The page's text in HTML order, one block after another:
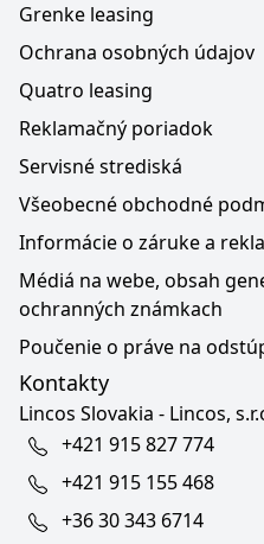
Grenke leasing
Ochrana osobných údajov
Quatro leasing
Reklamačný poriadok
Servisné strediská
Všeobecné obchodné
Informácie o záruke a
Médiá na webe, obsah
ochranných známkach
Poučenie o práve na
Kontakty
Lincos Slovakia - Lincos,
+421 915 827 774
+421 915 155 468
+36 30 343 6714